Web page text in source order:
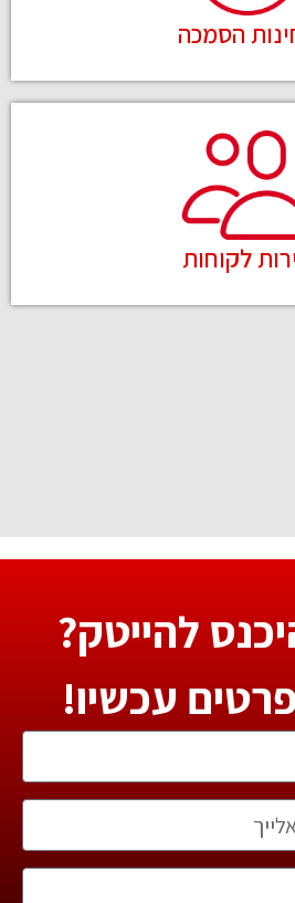
הסמכה
לקוחות
להייטק?
עכשיו!